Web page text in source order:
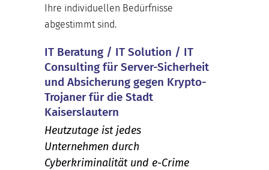
Ihre individuellen Bedürfnisse
abgestimmt sind.
IT Beratung / IT Solution / IT
Consulting für Server-Sicherheit
und Absicherung gegen Krypto-
Trojaner für die Stadt
Kaiserslautern
Heutzutage ist jedes
Unternehmen durch
Cyberkriminalität und e-Crime